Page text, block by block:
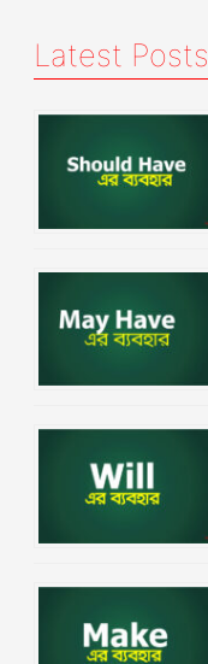
Latest Posts